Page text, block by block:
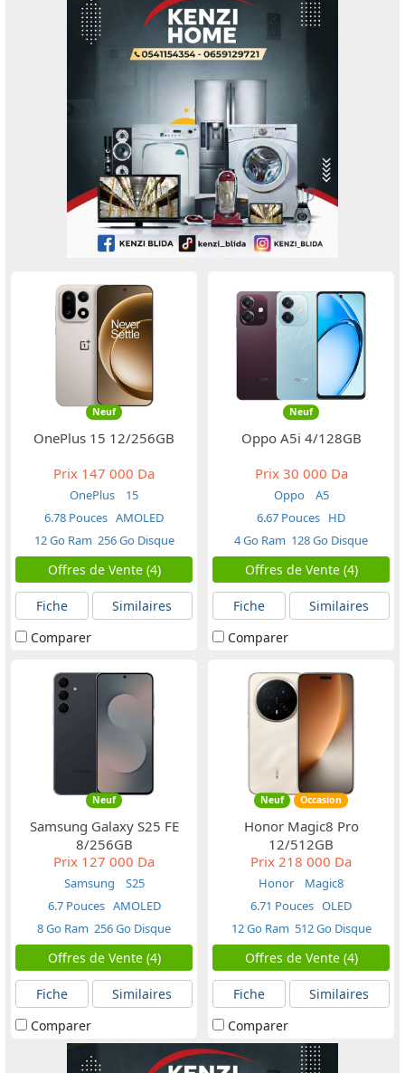
Neuf
OnePlus 15 12/256GB
Prix 147 000 Da
OnePlus
15
6.78 Pouces AMOLED
12 Go Ram 256 Go Disque
Offres de Vente (4)
Fiche
Similaires
Comparer
Neuf
Oppo A5i 4/128GB
Prix30 000 Da
Oppo
A5
6.67 Pouces HD
4 Go Ram 128 Go Disque
Offres de Vente (4)
Fiche
Similaires
Comparer
Neuf
Samsung Galaxy S25 FE
8/256GB
Prix 127 000 Da
Samsung
S25
6.7 Pouces AMOLED
8 Go Ram 256 Go Disque
Offres de Vente (4)
Fiche
Similaires
Comparer
Neuf Occasion
Honor Magic8 Pro
12/512GB
Prix 218 000 Da
Honor
Magic8
6.71 Pouces OLED
12 Go Ram 512 Go Disque
Offres de Vente (4)
Fiche
Similaires
Comparer